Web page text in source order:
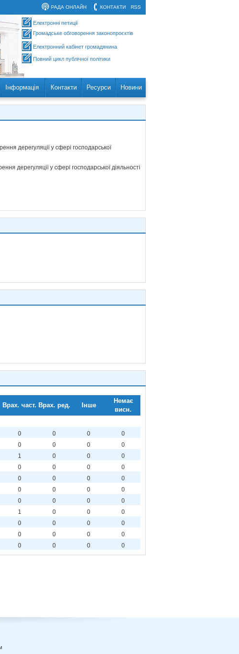
RSS
КОНТАКТИ
РАДА ОНЛАЙН
Електронні петиції
Громадське обговорення законопроєктів
Електронний кабінет громадянина
Повний цикл публічної політики
Інформація Контакти Ресурси Новини
дерегуляції у сфері господарської
дерегуляції у сфері господарської діяльності
Врах. част. Врах. ред. Інше
Немає
висн.
0 0 0
0
0 0 0
0
1 0 0
0
0 0 0
0
0 0 0
0
0 0 0
0
0 0 0
0
1 0 0
0
0 0 0
0
0 0 0
0
0 0 0 0